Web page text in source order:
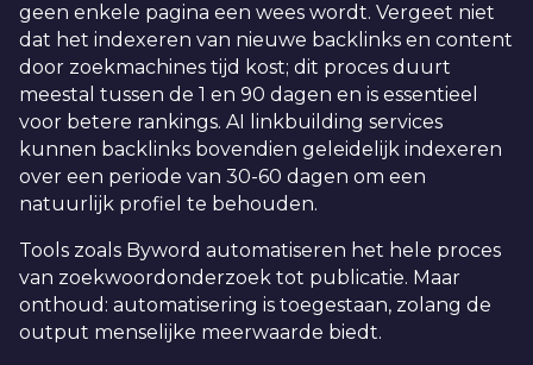
geen enkele pagina een wees wordt. Vergeet niet
dat het indexeren van nieuwe backlinks en content
door zoekmachines tijd kost; dit proces duurt
meestal tussen de 1 en 90 dagen en is essentieel
voor betere rankings. AI linkbuilding services
kunnen backlinks bovendien geleidelijk indexeren
over een periode van 30-60 dagen om een
natuurlijk profiel te behouden.
Tools zoals Byword automatiseren het hele proces
van zoekwoordonderzoek tot publicatie. Maar
onthoud: automatisering is toegestaan, zolang de
output menselijke meerwaarde biedt.